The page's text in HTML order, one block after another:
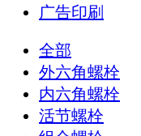
广告印刷
全部
外六角螺栓
内六角螺栓
活节螺栓